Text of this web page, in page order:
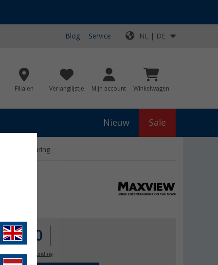
Blog Service NL | DE
Filialen Verlanglijstje Mijn account Winkelwagen
Nieuw Sale
app-besturing
BTWgratis verzending